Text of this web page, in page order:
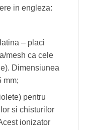
in engleza:
– placi
mesh ca cele
Dimensiunea
mm;
pentru
si chisturilor
ionizator